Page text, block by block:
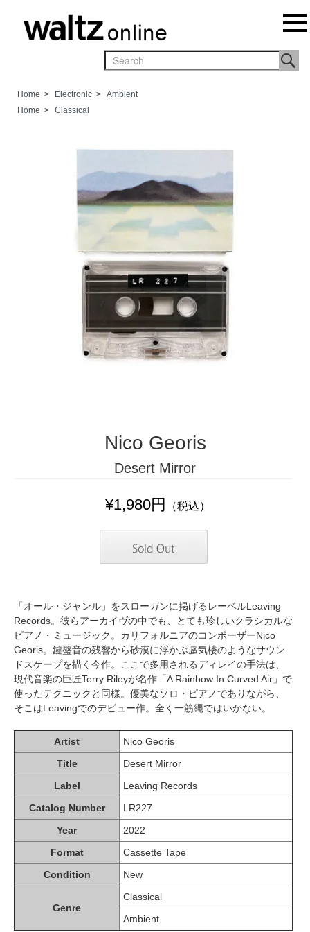
Home > Electronic > Ambient
Home > Classical
Nico Georis
Desert Mirror
¥1,980円 （税込）
「オール・ジャンル」をスローガンに掲げるレーベルLeaving
Records。彼らアーカイヴの中でも、とても珍しいクラシカルな
ピアノ・ミュージック。カリフォルニアのコンポーザーNico
Georis。鍵盤音の残響から砂漠に浮かぶ蜃気楼のようなサウン
ドスケープを描く今作。ここで多用されるディレイの手法は、
現代音楽の巨匠Terry Rileyが名作「A Rainbow In Curved Air」で
使ったテクニックと同様。優美なソロ・ピアノでありながら、
そこはLeavingでのデビュー作。全く一筋縄ではいかない。
Artist
Nico Georis
Title
Desert Mirror
Label
Leaving Records
Catalog Number
LR227
Year
2022
Format
Cassette Tape
Condition
New
Genre
Classical
Ambient